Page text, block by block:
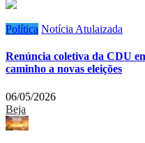
Política Notícia Atulaizada
Renúncia coletiva da CDU
caminho a novas eleições
06/05/2026
Beja